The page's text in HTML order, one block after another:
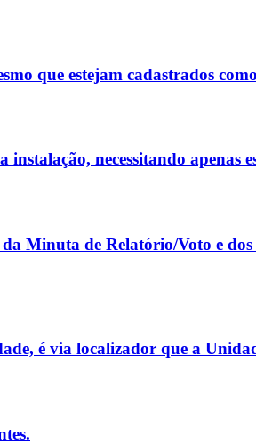
que estejam cadastrados
necessitando apenas
Minuta de Relatório/Voto e dos
é via localizador que a